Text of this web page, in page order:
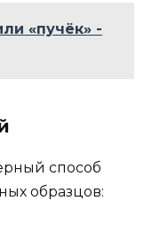
«пучёк» -
способ
образцов: